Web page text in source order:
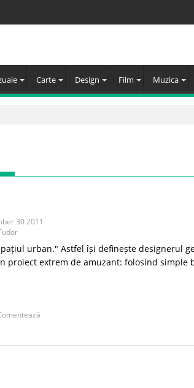
Carte Design Film Muzica
30 2011
urban." Astfel își definește designerul
proiect extrem de amuzant: folosind simple